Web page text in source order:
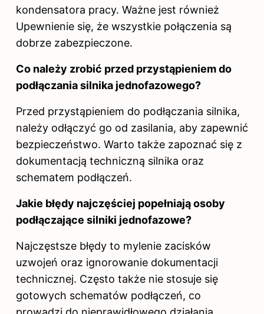
kondensatora pracy. Ważne jest również
Upewnienie się, że wszystkie połączenia są
dobrze zabezpieczone.
Co należy zrobić przed przystąpieniem do
podłączania silnika jednofazowego?
Przed przystąpieniem do podłączania silnika,
należy odłączyć go od zasilania, aby zapewnić
bezpieczeństwo. Warto także zapoznać się z
dokumentacją techniczną silnika oraz
schematem podłączeń.
Jakie błędy najczęściej popełniają osoby
podłączające silniki jednofazowe?
Najczęstsze błędy to mylenie zacisków
uzwojeń oraz ignorowanie dokumentacji
technicznej. Często także nie stosuje się
gotowych schematów podłączeń, co